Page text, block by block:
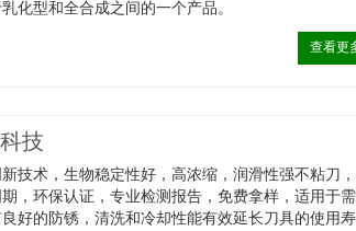
化型和全合成之间的一个产品。
查看更
技
技术，生物稳定性好，高浓缩，润滑性强不粘刀
，环保认证，专业检测报告，免费拿样，适用于
好的防锈，清洗和冷却性能有效延长刀具的使用